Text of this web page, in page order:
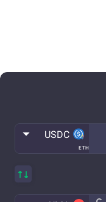
ETH
USDC